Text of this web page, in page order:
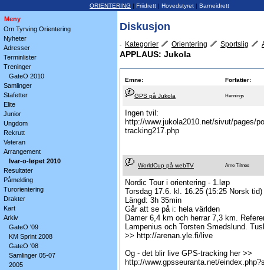
ORIENTERING | Friidrett | Hovedstyret | Barneidrett
Meny
Om Tyrving Orientering
Nyheter
Adresser
Terminlister
Treninger
GateO 2010
Samlinger
Stafetter
Elite
Junior
Ungdom
Rekrutt
Veteran
Arrangement
Ivar-o-løpet 2010
Resultater
Påmelding
Turorientering
Drakter
Kart
Arkiv
GateO '09
KM Sprint 2008
GateO '08
Samlinger 05-07
2005
Diskusjon
- Kategorier Orientering Sportslig
APPLAUS: Jukola
Emne: Forfatter:
GPS på Jukola Hennings
Ingen tvil:
http://www.jukola2010.net/sivut/pages/
tracking217.php
WorldCup på webTV Arne Tiltnes
Nordic Tour i orientering - 1.løp
Torsdag 17.6. kl. 16.25 (15:25 Norsk tid)
Längd: 3h 35min
Går att se på i: hela världen
Damer 6,4 km och herrar 7,3 km.
Lampenius och Torsten Smedslund.
>> http://arenan.yle.fi/live
Og - det blir live GPS-tracking her >>
http://www.gpsseuranta.net/